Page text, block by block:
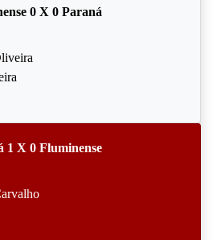
0 X 0 Paraná
1 X 0 Fluminense